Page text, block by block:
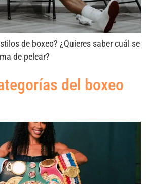
de boxeo? ¿Quieres saber cuál se
de pelear?
del boxeo